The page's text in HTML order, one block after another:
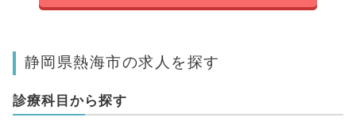
静岡県熱海市の求人を探す
診療科目から探す